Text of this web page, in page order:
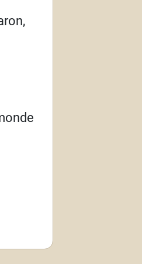
116